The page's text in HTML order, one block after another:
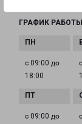
ГРАФИК РАБОТЫ
с 09:00 до
18:00
с 09:00 до